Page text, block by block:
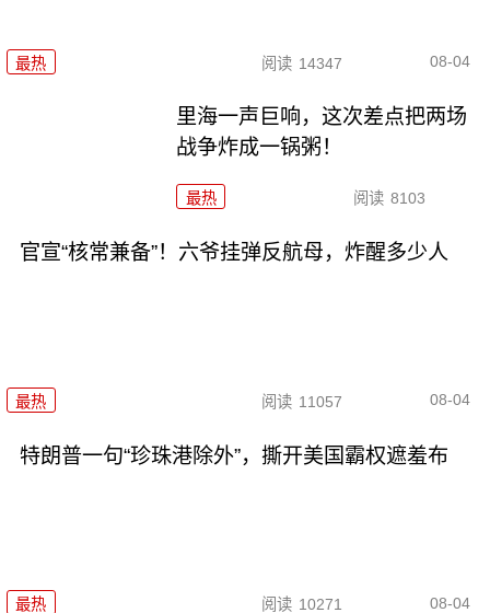
最热 阅读 14347 08-04
里海一声巨响，这次差点把两场
战争炸成一锅粥！
最热 阅读 8103
官宣“核常兼备”！六爷挂弹反航母，炸醒多少人
最热 阅读 11057 08-04
特朗普一句“珍珠港除外”，撕开美国霸权遮羞布
最热 阅读 10271 08-04